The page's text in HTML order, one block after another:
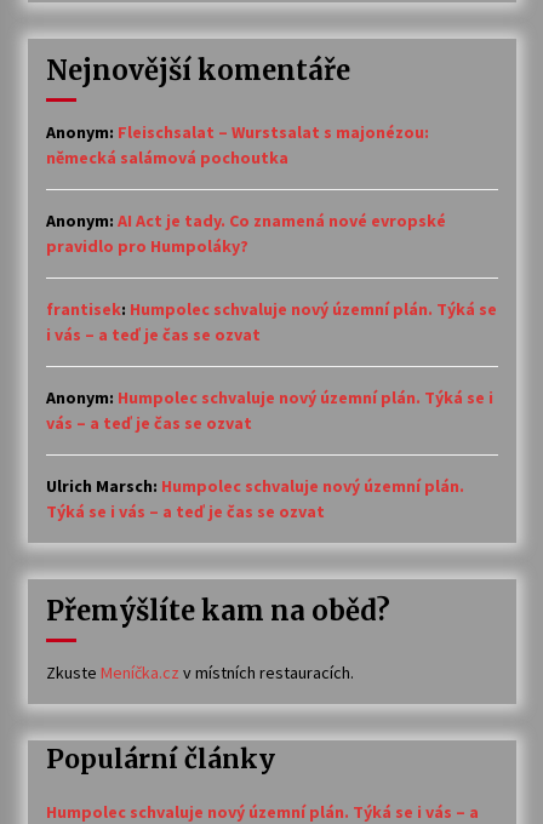
Nejnovější komentáře
Anonym: Fleischsalat – Wurstsalat s majonézou:
německá salámová pochoutka
Anonym: AI Act je tady. Co znamená nové evropské
pravidlo pro Humpoláky?
frantisek: Humpolec schvaluje nový územní plán. Týká se
i vás – a teď je čas se ozvat
Anonym: Humpolec schvaluje nový územní plán. Týká se i
vás – a teď je čas se ozvat
Ulrich Marsch: Humpolec schvaluje nový územní plán.
Týká se i vás – a teď je čas se ozvat
Přemýšlíte kam na oběd?
Zkuste Meníčka.cz v místních restauracích.
Populární články
Humpolec schvaluje nový územní plán. Týká se i vás – a